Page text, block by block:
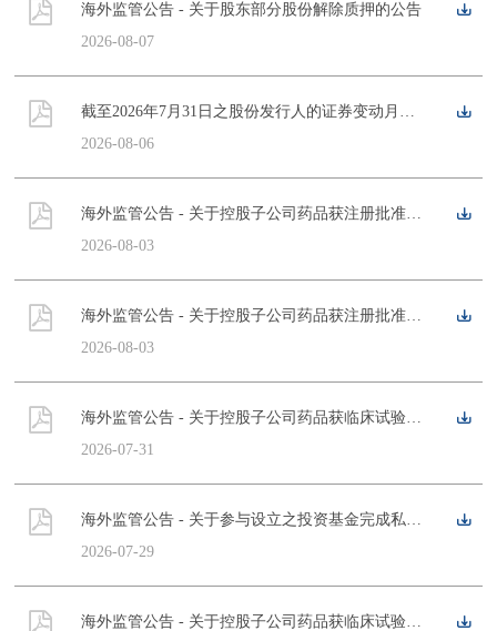
海外监管公告 - 关于股东部分股份解除质押的公告
2026-08-07
截至2026年7月31日之股份发行人的证券变动月报表
2026-08-06
海外监管公告 - 关于控股子公司药品获注册批准的公告
2026-08-03
海外监管公告 - 关于控股子公司药品获注册批准的公告
2026-08-03
海外监管公告 - 关于控股子公司药品获临床试验批准的公告
2026-07-31
海外监管公告 - 关于参与设立之投资基金完成私募投资基金备案的公告
2026-07-29
海外监管公告 - 关于控股子公司药品获临床试验批准的公告